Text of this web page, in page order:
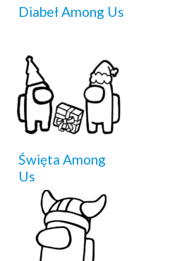
Diabeł Among Us
Święta Among
Us